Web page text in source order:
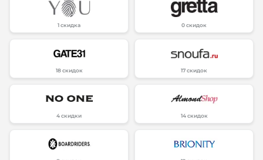
1 скидка 0 скидок
18 скидок 17 скидок
4 скидки 14 скидок